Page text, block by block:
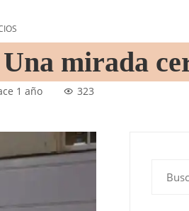
mirada
1 año 323